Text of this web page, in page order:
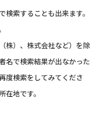
索することも出来ます。
株）、株式会社など）を除
名で検索結果が出なかった
度検索をしてみてくださ
地です。